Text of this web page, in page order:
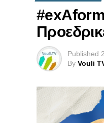
Published
By Vouli